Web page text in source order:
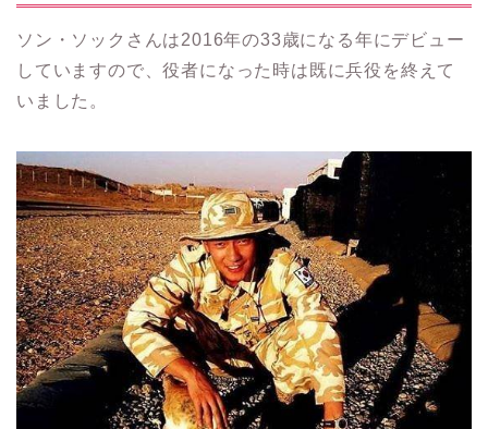
ソン・ソックさんは2016年の33歳になる年にデビュー
していますので、役者になった時は既に兵役を終えて
いました。